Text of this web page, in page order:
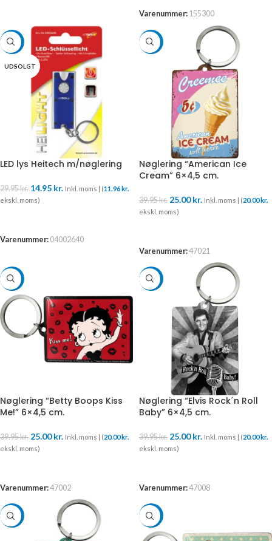
Varenummer: 155300
-50%
UDSOLGT
LED lys Heitech m/nøglering
29.95kr. 14.95 kr. Inkl. moms | (11.96kr.
ekskl. moms)
Varenummer: 04002640
-37%
Nøglering “American Ice
Cream” 6×4,5 cm.
39.95kr. 25.00kr. Inkl. moms | (20.00kr.
ekskl. moms)
Varenummer:47021
-37%
Nøglering “Betty Boops Kiss
Me!” 6×4,5 cm.
39.95kr. 25.00kr. Inkl. moms | (20.00kr.
ekskl. moms)
Varenummer:47002
-37%
Nøglering “Elvis Rock´n Roll
Baby” 6×4,5 cm.
39.95kr. 25.00kr. Inkl. moms | (20.00kr.
ekskl. moms)
Varenummer:47008
-37% -37%